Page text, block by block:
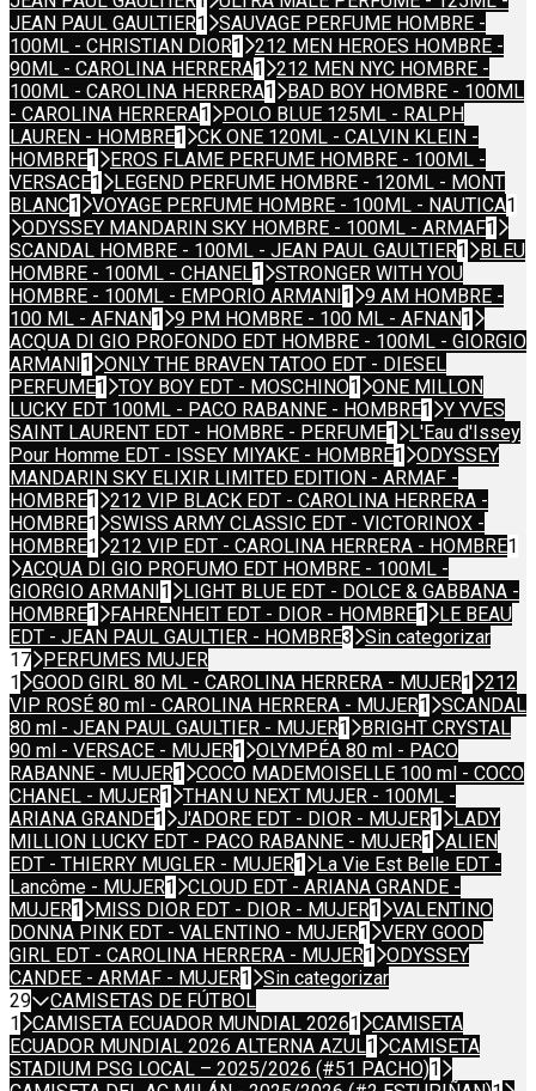
JEAN PAUL GAULTIER1
SAUVAGE PERFUME HOMBRE -
100ML - CHRISTIAN DIOR1
212 MEN HEROES HOMBRE -
90ML - CAROLINA HERRERA1
212 MEN NYC HOMBRE -
100ML - CAROLINA HERRERA1
BAD BOY HOMBRE - 100ML
- CAROLINA HERRERA1
POLO BLUE 125ML - RALPH
LAUREN - HOMBRE1
CK ONE 120ML - CALVIN KLEIN -
HOMBRE1
EROS FLAME PERFUME HOMBRE - 100ML -
VERSACE1
LEGEND PERFUME HOMBRE - 120ML - MONT
BLANC1 VOYAGE PERFUME HOMBRE - 100ML - NAUTICA1
ODYSSEY MANDARIN SKY HOMBRE - 100ML - ARMAF1
SCANDAL HOMBRE - 100ML - JEAN PAUL GAULTIER1
BLEU
HOMBRE - 100ML - CHANEL1
STRONGER WITH YOU
HOMBRE - 100ML - EMPORIO ARMANI 1
9 AM HOMBRE -
100 ML - AFNAN1 9 PM HOMBRE - 100 ML - AFNAN1
ACQUA DI GIO PROFONDO EDT HOMBRE - 100ML - GIORGIO
ARMANI 1
ONLY THE BRAVEN TATOO EDT - DIESEL
PERFUME1 TOY BOY EDT - MOSCHINO1
ONE MILLON
LUCKY EDT 100ML - PACO RABANNE - HOMBRE1
Y YVES
SAINT LAURENT EDT - HOMBRE - PERFUME1
L'Eau d'Issey
Pour Homme EDT - ISSEY MIYAKE - HOMBRE1
ODYSSEY
MANDARIN SKY ELIXIR LIMITED EDITION - ARMAF -
HOMBRE1
212 VIP BLACK EDT - CAROLINA HERRERA -
HOMBRE1
SWISS ARMY CLASSIC EDT - VICTORINOX -
HOMBRE1 212 VIP EDT - CAROLINA HERRERA - HOMBRE1
ACQUA DI GIO PROFUMO EDT HOMBRE - 100ML -
GIORGIO ARMANI 1
LIGHT BLUE EDT - DOLCE & GABBANA -
HOMBRE1 FAHRENHEIT EDT - DIOR - HOMBRE1
LE BEAU
EDT - JEAN PAUL GAULTIER - HOMBRE3
Sin categorizar
17
PERFUMES MUJER
1
GOOD GIRL 80 ML - CAROLINA HERRERA - MUJER1
212
VIP ROSÉ 80 ml - CAROLINA HERRERA - MUJER1
SCANDAL
80 ml - JEAN PAUL GAULTIER - MUJER1
BRIGHT CRYSTAL
90 ml - VERSACE - MUJER1
OLYMPÉA 80 ml - PACO
RABANNE - MUJER1
COCO MADEMOISELLE 100 ml - COCO
CHANEL - MUJER1
THAN U NEXT MUJER - 100ML -
ARIANA GRANDE1 J'ADORE EDT - DIOR - MUJER1
LADY
MILLION LUCKY EDT - PACO RABANNE - MUJER1
ALIEN
EDT - THIERRY MUGLER - MUJER1
La Vie Est Belle EDT -
Lancôme - MUJER1
CLOUD EDT - ARIANA GRANDE -
MUJER1 MISS DIOR EDT - DIOR - MUJER1
VALENTINO
DONNA PINK EDT - VALENTINO - MUJER1
VERY GOOD
GIRL EDT - CAROLINA HERRERA - MUJER1
ODYSSEY
CANDEE - ARMAF - MUJER1
Sin categorizar
29
CAMISETAS DE FÚTBOL
1
CAMISETA ECUADOR MUNDIAL 20261
CAMISETA
ECUADOR MUNDIAL 2026 ALTERNA AZUL1
CAMISETA
STADIUM PSG LOCAL – 2025/2026 (#51 PACHO)1